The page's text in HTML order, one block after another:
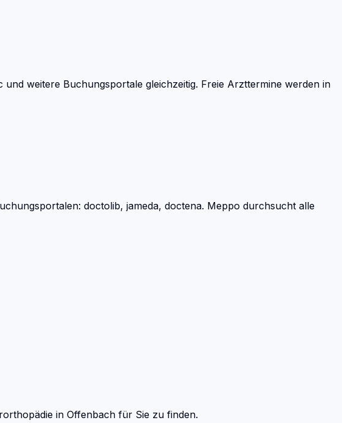
weitere Buchungsportale gleichzeitig. Freie Arzttermine werden in
doctolib, jameda, doctena. Meppo durchsucht alle
in Offenbach für Sie zu finden.